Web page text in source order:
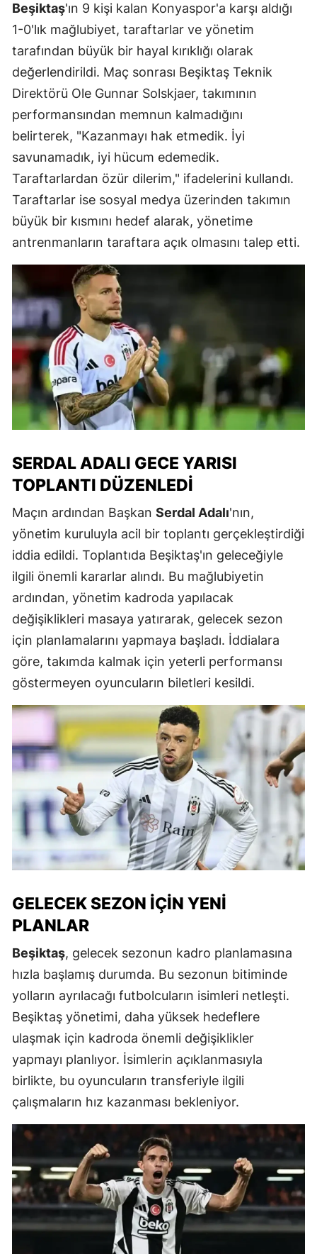
Beşiktaş'ın 9 kişi kalan Konyaspor'a karşı aldığı
1-0'lık mağlubiyet, taraftarlar ve yönetim
tarafından büyük bir hayal kırıklığı olarak
değerlendirildi. Maç sonrası Beşiktaş Teknik
Direktörü Ole Gunnar Solskjaer, takımının
performansından memnun kalmadığını
belirterek, "Kazanmayı hak etmedik. İyi
savunamadık, iyi hücum edemedik.
Taraftarlardan özür dilerim," ifadelerini kullandı.
Taraftarlar ise sosyal medya üzerinden takımın
büyük bir kısmını hedef alarak, yönetime
antrenmanların taraftara açık olmasını talep etti.
SERDAL ADALI GECE YARISI
TOPLANTI DÜZENLEDI
Maçın ardından Başkan Serdal Adalı'nın,
yönetim kuruluyla acil bir toplantı gerçekleştirdiği
iddia edildi. Toplantıda Beşiktaş'ın geleceğiyle
ilgili önemli kararlar alındı. Bu mağlubiyetin
ardından, yönetim kadroda yapılacak
değişiklikleri masaya yatırarak, gelecek sezon
için planlamalarını yapmaya başladı. İddialara
göre, takımda kalmak için yeterli performansı
göstermeyen oyuncuların biletleri kesildi.
GELECEK SEZON İÇIN YENI
PLANLAR
Beşiktaş, gelecek sezonun kadro planlamasına
hızla başlamış durumda. Bu sezonun bitiminde
yolların ayrılacağı futbolcuların isimleri netleşti.
Beşiktaş yönetimi, daha yüksek hedeflere
ulaşmak için kadroda önemli değişiklikler
yapmayı planlıyor. İsimlerin açıklanmasıyla
birlikte, bu oyuncuların transferiyle ilgili
çalışmaların hız kazanması bekleniyor.